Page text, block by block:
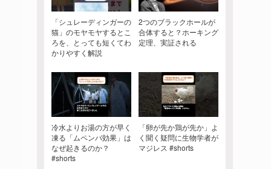
「シュレーディンガーの
猫」のモヤモヤするとこ
ろを、とっても短くてわ
かりやすく解説
2つのブラックホールが
合体すると？ホーキング
定理、実証される
冷水よりお湯の方が早く
凍る「ムペンバ効果」は
なぜ起きるのか？
#shorts
「卵が先か鶏が先か」よ
く聞く疑問に生物学者が
マジレス #shorts